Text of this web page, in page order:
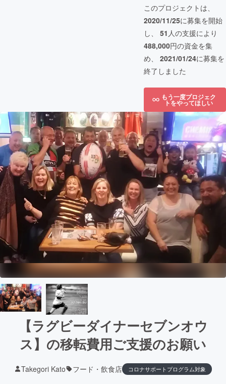
このプロジェクトは、
2020/11/25に募集を開始
し、 51 人の支援により
488,000円の資金を集
め、 2021/01/24に募集を
終了しました
もう一度プロジェク
トをやってほしい
【ラグビーダイナーセブンオウ
ス】の移転費用ご支援のお願い
Takegori Kato フード・飲食店 コロナサポートプログラム対象